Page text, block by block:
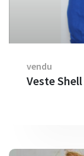
vendu
Veste Shell